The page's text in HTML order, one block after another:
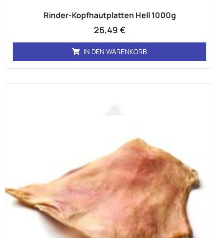
Rinder-Kopfhautplatten Hell 1000g
26,49 €
IN DEN WARENKORB